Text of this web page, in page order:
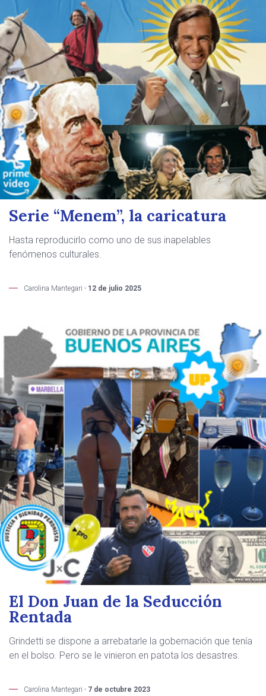
Serie “Menem”, la caricatura
Hasta reproducirlo como uno de sus inapelables
fenómenos culturales.
Carolina Mantegari - 12 de julio 2025
El Don Juan de la Seducción
Rentada
Grindetti se dispone a arrebatarle la gobernación que tenía
en el bolso. Pero se le vinieron en patota los desastres.
Carolina Mantegari - 7 de octubre 2023